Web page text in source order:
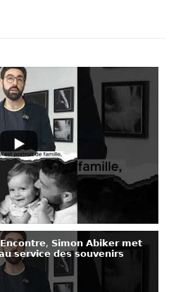
𝗦𝗶𝗺𝗼𝗻 𝗔𝗯𝗶𝗸𝗲𝗿 𝗺𝗲𝘁
𝘀𝗲𝗿𝘃𝗶𝗰𝗲 𝗱𝗲𝘀 𝘀𝗼𝘂𝘃𝗲𝗻𝗶𝗿𝘀